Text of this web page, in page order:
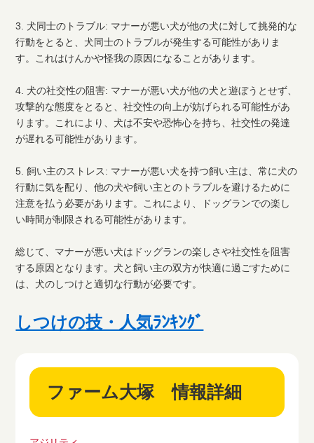
3. 犬同士のトラブル: マナーが悪い犬が他の犬に対して挑発的な
行動をとると、犬同士のトラブルが発生する可能性がありま
す。これはけんかや怪我の原因になることがあります。
4. 犬の社交性の阻害: マナーが悪い犬が他の犬と遊ぼうとせず、
攻撃的な態度をとると、社交性の向上が妨げられる可能性があ
ります。これにより、犬は不安や恐怖心を持ち、社交性の発達
が遅れる可能性があります。
5. 飼い主のストレス: マナーが悪い犬を持つ飼い主は、常に犬の
行動に気を配り、他の犬や飼い主とのトラブルを避けるために
注意を払う必要があります。これにより、ドッグランでの楽し
い時間が制限される可能性があります。
総じて、マナーが悪い犬はドッグランの楽しさや社交性を阻害
する原因となります。犬と飼い主の双方が快適に過ごすために
は、犬のしつけと適切な行動が必要です。
しつけの技・人気ﾗﾝｷﾝｸﾞ
ファーム大塚 情報詳細